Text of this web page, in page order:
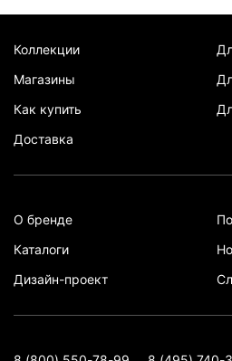
Коллекции
Магазины
Как купить
Доставка
О бренде
Каталоги
Дизайн-проект